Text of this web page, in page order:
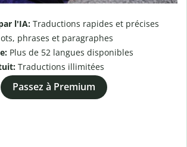
l'IA: Traductions rapides et précises
phrases et paragraphes
Plus de 52 langues disponibles
Traductions illimitées
Passez à Premium